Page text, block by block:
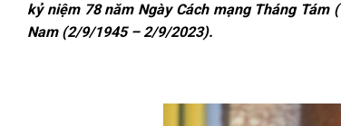
kỷ niệm 78 năm Ngày Cách mạng Tháng
Nam (2/9/1945 – 2/9/2023).